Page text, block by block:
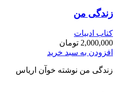
زندگی من
کتاب ادبیات
2,000,000 تومان
افزودن به سبد خرید
زندگی من نوشته خوآن اریاس